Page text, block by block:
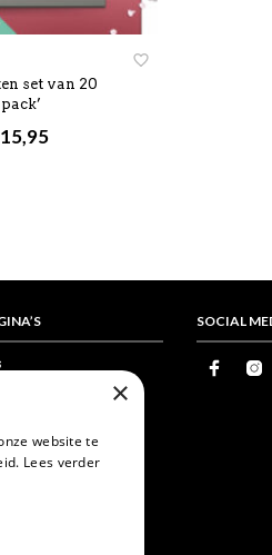
set van 20
15,95
SOCIAL
×
website te
Lees verder